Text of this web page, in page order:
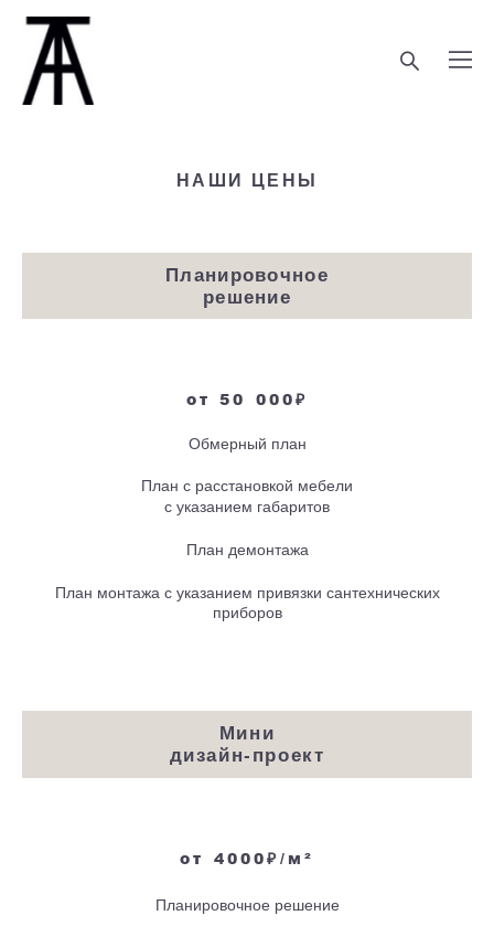
НАШИ ЦЕНЫ
Планировочное
решение
от 50 000₽
Обмерный план
План с расстановкой мебели
с указанием габаритов
План демонтажа
План монтажа с указанием привязки сантехнических
приборов
Мини
дизайн-проект
от 4000₽/м²
Планировочное решение